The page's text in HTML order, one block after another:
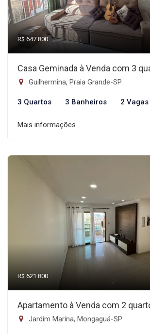
R$ 647.800
Casa Geminada à Venda com 3
Guilhermina, Praia Grande-SP
3 Quartos 3 Banheiros 2 Vagas
Mais informações
R$ 621.800
Apartamento à Venda com 2
Jardim Marina, Mongaguá-SP